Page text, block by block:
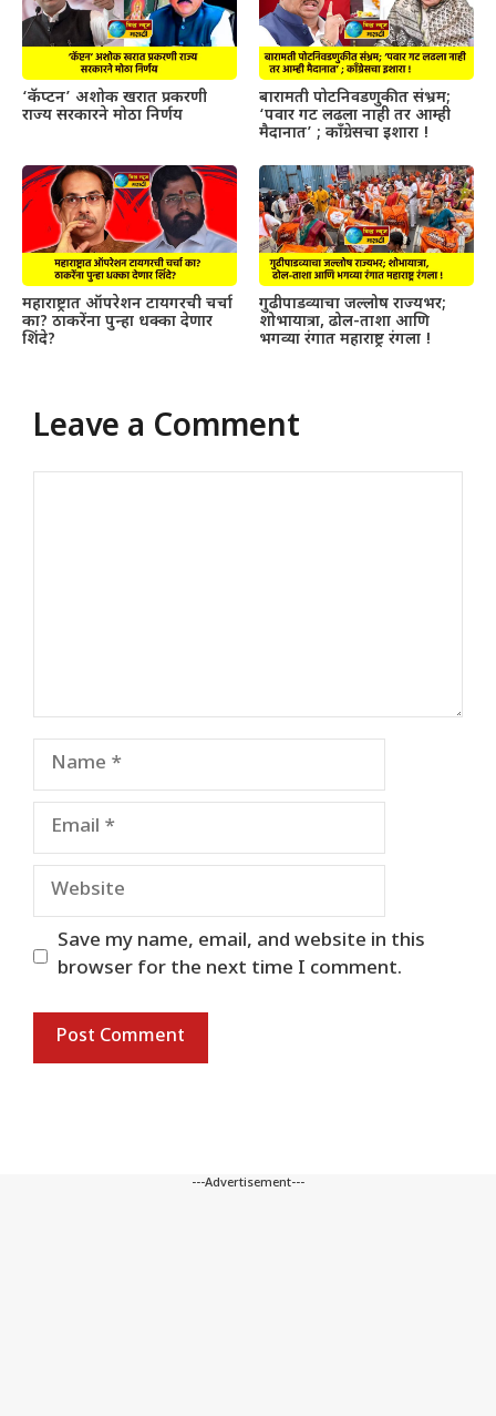
‘कॅप्टन’ अशोक खरात प्रकरणी
राज्य सरकारने मोठा निर्णय
बारामती पोटनिवडणुकीत संभ्रम;
‘पवार गट लढला नाही तर आम्ही
मैदानात’ ; काँग्रेसचा इशारा !
महाराष्ट्रात ऑपरेशन टायगरची चर्चा
का? ठाकरेंना पुन्हा धक्का देणार
शिंदे?
गुढीपाडव्याचा जल्लोष राज्यभर;
शोभायात्रा, ढोल-ताशा आणि
भगव्या रंगात महाराष्ट्र रंगला !
Leave a Comment
Name
Email
Website
Save my name, email, and website in this
browser for the next time I comment.
---Advertisement---